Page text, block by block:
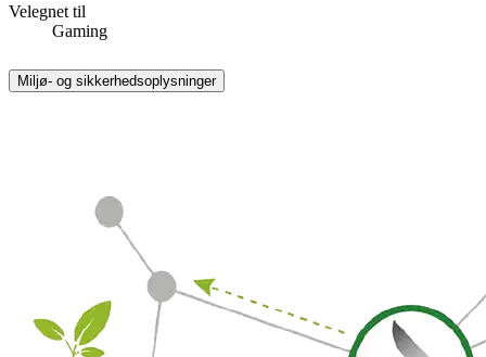
Velegnet til
Gaming
Miljø- og sikkerhedsoplysninger